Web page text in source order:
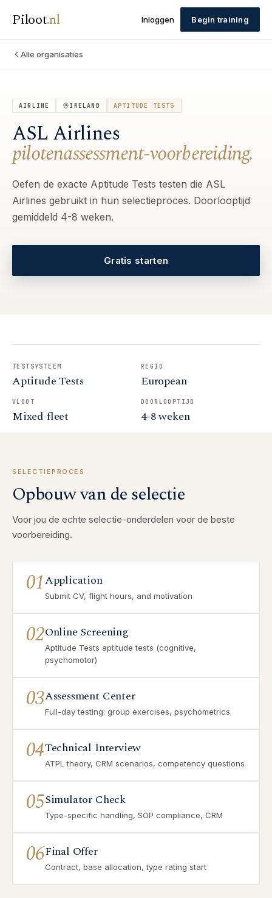
Piloot.nl Inloggen Begin training
Alle organisaties
AIRLINE IRELAND APTITUDE TESTS
ASL Airlines
pilotenassessment-voorbereiding.
Oefen de exacte Aptitude Tests testen die ASL
Airlines gebruikt in hun selectieproces. Doorlooptijd
gemiddeld 4-8 weken.
Gratis starten
TESTSYSTEEM
Aptitude Tests
REGIO
European
VLOOT
Mixed fleet
DOORLOOPTIJD
4-8 weken
SELECTIEPROCES
Opbouw van de selectie
Voor jou de echte selectie-onderdelen voor de beste
voorbereiding.
01Application
Submit CV, flight hours, and motivation
02Online Screening
Aptitude Tests aptitude tests (cognitive,
psychomotor)
03Assessment Center
Full-day testing: group exercises, psychometrics
04Technical Interview
ATPL theory, CRM scenarios, competency questions
05Simulator Check
Type-specific handling, SOP compliance, CRM
06Final Offer
Contract, base allocation, type rating start